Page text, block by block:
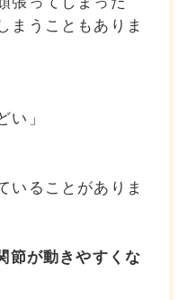
まうこともありま
い」
いることがありま
節が動きやすくな